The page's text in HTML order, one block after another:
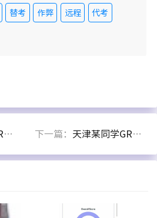
替考 作弊 远程 代考
下一篇： 天津某同学GRE高分代考出335分